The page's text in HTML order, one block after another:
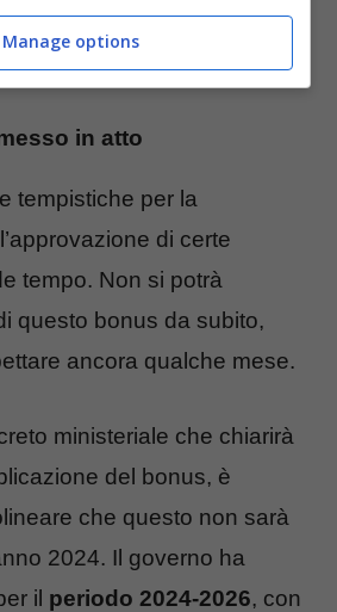
in atto
tempistiche per la
di certe
tempo. Non si potrà
questo bonus da subito,
ancora qualche mese.
ministeriale che chiarirà
del bonus, è
che questo non sarà
2024. Il governo ha
il periodo 2024-2026, con
Manage options